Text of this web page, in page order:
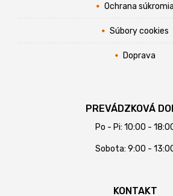
Ochrana súkromia
Súbory cookies
Doprava
PREVÁDZKOVÁ
Po - Pi: 10:00 -
Sobota: 9:00 -
KONTAKT